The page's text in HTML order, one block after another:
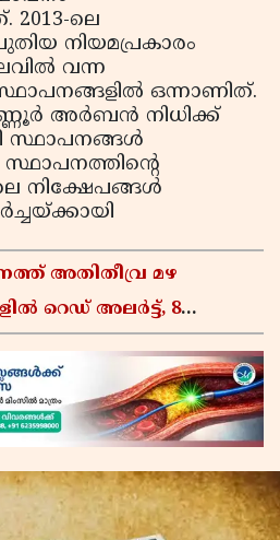
2013-ലെ
നിയമപ്രകാരം
വന്ന
ഒന്നാണിത്.
അര്‍ബന്‍ നിധിക്ക്
സ്ഥാപനങ്ങള്‍
നിക്ഷേപങ്ങള്‍
അതിതീവ്ര മഴ
റെഡ് അലർട്ട്, 8